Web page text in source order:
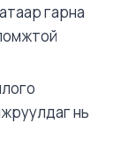
гарна
нь